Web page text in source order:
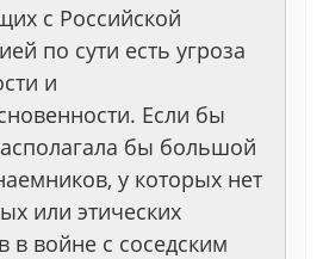
с Российской
по сути есть угроза
и
Если бы
бы большой
у которых нет
или этических
в войне с соседским